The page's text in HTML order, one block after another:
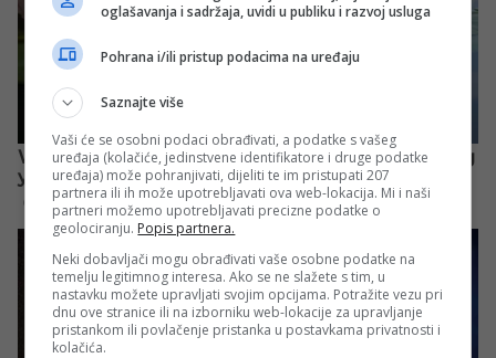
oglašavanja i sadržaja, uvidi u publiku i razvoj usluga
Pohrana i/ili pristup podacima na uređaju
Saznajte više
Vaši će se osobni podaci obrađivati, a podatke s vašeg
uređaja (kolačiće, jedinstvene identifikatore i druge podatke
uređaja) može pohranjivati, dijeliti te im pristupati 207
partnera ili ih može upotrebljavati ova web-lokacija. Mi i naši
partneri možemo upotrebljavati precizne podatke o
geolociranju. Popis partnera.
Neki dobavljači mogu obrađivati vaše osobne podatke na
temelju legitimnog interesa. Ako se ne slažete s tim, u
nastavku možete upravljati svojim opcijama. Potražite vezu pri
dnu ove stranice ili na izborniku web-lokacije za upravljanje
pristankom ili povlačenje pristanka u postavkama privatnosti i
kolačića.